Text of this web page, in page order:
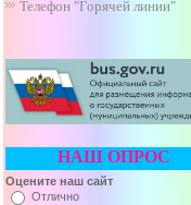
Телефон "Горячей линии"
НАШ ОПРОС
Оцените наш сайт
Отлично